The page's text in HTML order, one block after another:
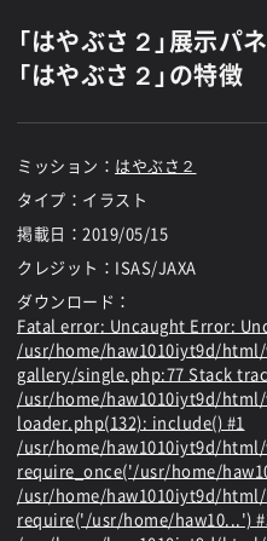
「はやぶさ２」展示
「はやぶさ２」の特徴
ミッション： はやぶさ２
タイプ：イラスト
掲載日： 2019/05/15
クレジット：ISAS/JAXA
ダウンロード：
Fatal error: Uncaught Error:
/usr/home/haw1010iyt9d/
gallery/single.php:77 Stack
/usr/home/haw1010iyt9d/
loader.php(132): include() #1
/usr/home/haw1010iyt9d/
require_once('/usr/home/
/usr/home/haw1010iyt9d/
require('/usr/home/haw10...')